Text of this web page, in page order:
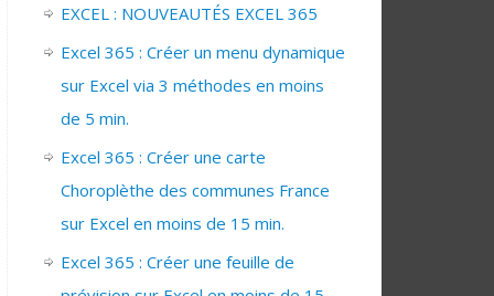
EXCEL : NOUVEAUTÉS EXCEL 365
Excel 365 : Créer un menu dynamique
sur Excel via 3 méthodes en moins
de 5 min.
Excel 365 : Créer une carte
Choroplèthe des communes France
sur Excel en moins de 15 min.
Excel 365 : Créer une feuille de